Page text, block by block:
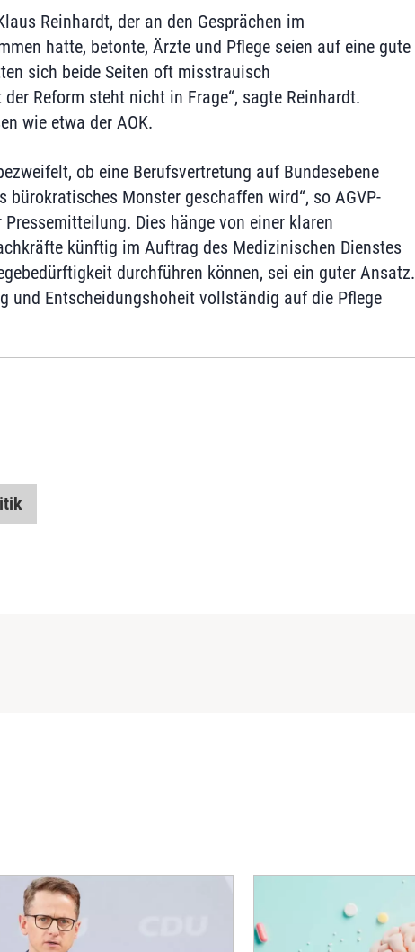
Reinhardt, der an den Gesprächen im
hatte, betonte, Ärzte und Pflege seien auf eine gute
sich beide Seiten oft misstrauisch
Reform steht nicht in Frage“, sagte Reinhardt.
wie etwa der AOK.
ob eine Berufsvertretung auf Bundesebene
Monster geschaffen wird“, so AGVP-
Dies hänge von einer klaren
künftig im Auftrag des Medizinischen Dienstes
durchführen können, sei ein guter Ansatz.
und Entscheidungshoheit vollständig auf die Pflege